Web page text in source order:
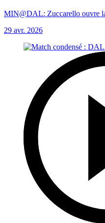
MIN@DAL: Zuccarello ouvre
29 avr. 2026